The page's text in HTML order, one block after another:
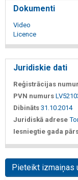
Dokumenti
Video
Licence
Juridiskie dati
Reģistrācijas
PVN numurs
Dibināts 31.10.2014
Juridiskā adrese
Iesniegtie gada
Pieteikt izmaiņas